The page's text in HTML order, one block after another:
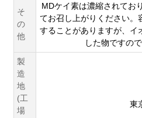
そ
の
他
MDケイ素は濃縮されてお
てお召し上がりください。
することがありますが、イ
した物ですの
製
造
地
(工
場
東